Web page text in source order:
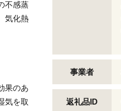
不感蒸
気化熱
果のあ
気を取
事業者
返礼品ID